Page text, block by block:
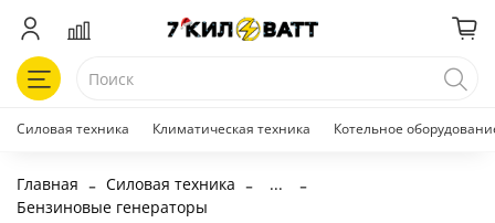
Силовая техника Климатическая техника Котельное
Главная Силовая техника
...
Бензиновые генераторы